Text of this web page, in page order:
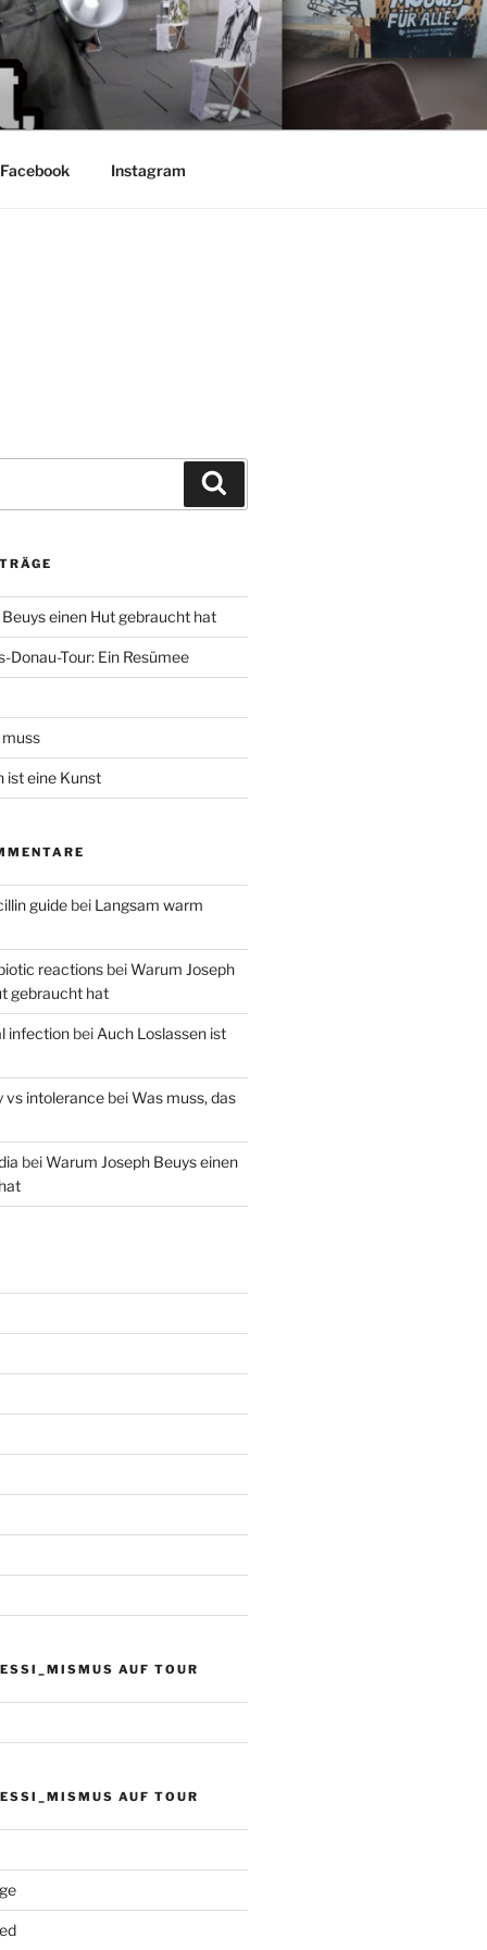
Facebook Instagram
einen Hut gebraucht hat
Donau-Tour: Ein Resümee
ist eine Kunst
guidebei Langsam warm
reactionsbeiWarum Joseph
gebraucht hat
infectionbei Auch Loslassen ist
vs intolerancebeiWas muss, das
beiWarum Joseph Beuys einen
AUF TOUR
AUF TOUR